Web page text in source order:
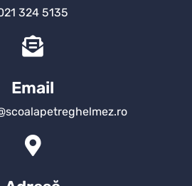
324 5135
Email